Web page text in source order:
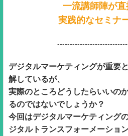
一流講師陣が直
実践的なセミナ
デジタルマーケティングが重要
解しているが、
実際のところどうしたらいいの
るのではないでしょうか？
今回はデジタルマーケティング
ジタルトランスフォーメーショ